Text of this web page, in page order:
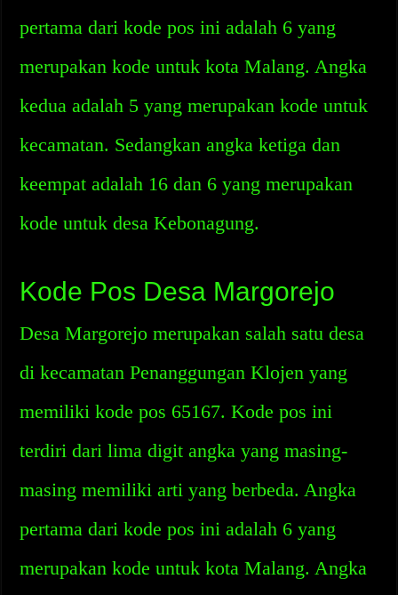
pertama dari kode pos ini adalah 6 yang
merupakan kode untuk kota Malang. Angka
kedua adalah 5 yang merupakan kode untuk
kecamatan. Sedangkan angka ketiga dan
keempat adalah 16 dan 6 yang merupakan
kode untuk desa Kebonagung.
Kode Pos Desa Margorejo
Desa Margorejo merupakan salah satu desa
di kecamatan Penanggungan Klojen yang
memiliki kode pos 65167. Kode pos ini
terdiri dari lima digit angka yang masing-
masing memiliki arti yang berbeda. Angka
pertama dari kode pos ini adalah 6 yang
merupakan kode untuk kota Malang. Angka